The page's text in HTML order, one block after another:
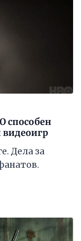
способен
видеоигр
Дела за